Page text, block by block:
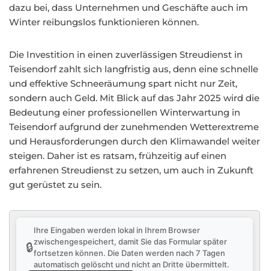
dazu bei, dass Unternehmen und Geschäfte auch im
Winter reibungslos funktionieren können.
Die Investition in einen zuverlässigen Streudienst in
Teisendorf zahlt sich langfristig aus, denn eine schnelle
und effektive Schneeräumung spart nicht nur Zeit,
sondern auch Geld. Mit Blick auf das Jahr 2025 wird die
Bedeutung einer professionellen Winterwartung in
Teisendorf aufgrund der zunehmenden Wetterextreme
und Herausforderungen durch den Klimawandel weiter
steigen. Daher ist es ratsam, frühzeitig auf einen
erfahrenen Streudienst zu setzen, um auch in Zukunft
gut gerüstet zu sein.
🔒
Ihre Eingaben werden lokal in Ihrem Browser
zwischengespeichert, damit Sie das Formular später
fortsetzen können. Die Daten werden nach 7 Tagen
automatisch gelöscht und nicht an Dritte übermittelt.